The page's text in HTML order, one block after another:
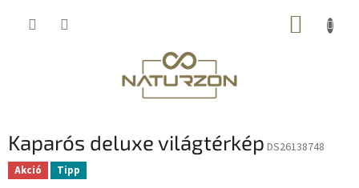
KOSÁR
Kaparós deluxe világtérkép DS26138748
Akció Tipp